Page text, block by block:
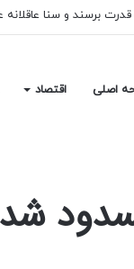
اصلی اقتصاد
شد